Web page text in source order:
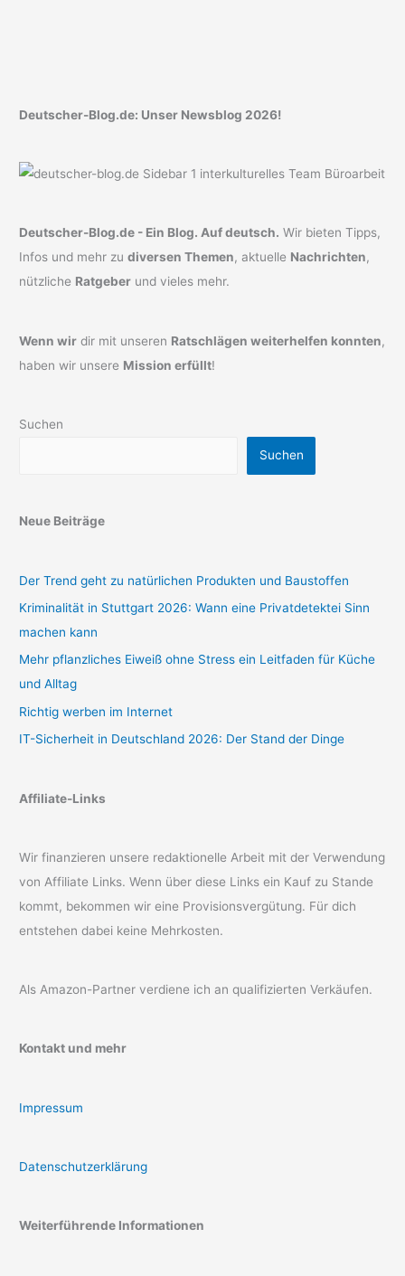
Deutscher-Blog.de: Unser Newsblog 2026!
Deutscher-Blog.de - Ein Blog. Auf deutsch. Wir bieten Tipps,
Infos und mehr zudiversen Themen, aktuelle Nachrichten,
nützliche Ratgeber und vieles mehr.
Wenn wir dir mit unseren Ratschlägen weiterhelfen konnten,
haben wir unsere Mission erfüllt!
Suchen
Suchen
Neue Beiträge
Der Trend geht zu natürlichen Produkten und Baustoffen
Kriminalität in Stuttgart 2026: Wann eine Privatdetektei Sinn
machen kann
Mehr pflanzliches Eiweiß ohne Stress ein Leitfaden für Küche
und Alltag
Richtig werben im Internet
IT-Sicherheit in Deutschland 2026: Der Stand der Dinge
Affiliate-Links
Wir finanzieren unsere redaktionelle Arbeit mit der Verwendung
von Affiliate Links. Wenn über diese Links ein Kauf zu Stande
kommt, bekommen wir eine Provisionsvergütung. Für dich
entstehen dabei keine Mehrkosten.
Als Amazon-Partner verdiene ich an qualifizierten Verkäufen.
Kontakt und mehr
Impressum
Datenschutzerklärung
Weiterführende Informationen